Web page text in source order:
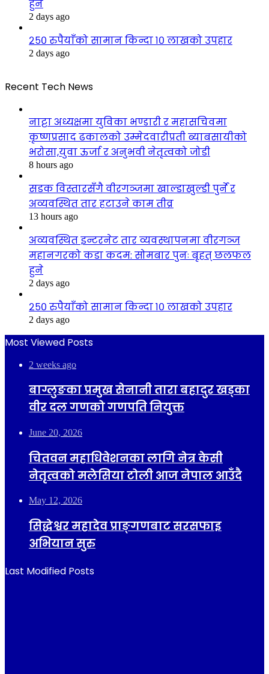
हुने
2 days ago
२५० रुपैयाँको सामान किन्दा १० लाखको उपहार
2 days ago
Recent Tech News
नाट्टा अध्यक्षमा युविका भण्डारी र महासचिवमा
कृष्णप्रसाद ढकालको उम्मेदवारीप्रती ब्याबसायीको
भरोसा,युवा ऊर्जा र अनुभवी नेतृत्वको जोडी
8 hours ago
सडक विस्तारसँगै वीरगञ्जमा खाल्डाखुल्डी पुर्ने र
अव्यवस्थित तार हटाउने काम तीव्र
13 hours ago
अव्यवस्थित इन्टरनेट तार व्यवस्थापनमा वीरगञ्ज
महानगरको कडा कदम: सोमबार पुनः बृहत् छलफल
हुने
2 days ago
२५० रुपैयाँको सामान किन्दा १० लाखको उपहार
2 days ago
Most Viewed Posts
2 weeks ago
बाग्लुङका प्रमुख सेनानी तारा बहादुर खड्का
वीर दल गणको गणपति नियुक्त
June 20, 2026
चितवन महाधिवेशनका लागि नेत्र केसी
नेतृत्वको मलेसिया टोली आज नेपाल आउँदै
May 12, 2026
सिद्धेश्वर महादेव प्राङ्गणबाट सरसफाइ
अभियान सुरु
Last Modified Posts